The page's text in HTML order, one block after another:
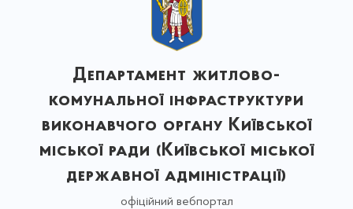
Департамент житлово-
комунальної інфраструктури
виконавчого органу Київської
міської ради (Київської міської
державної адміністрації)
офіційний вебпортал